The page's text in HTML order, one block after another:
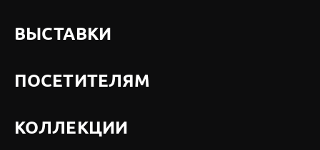
ВЫСТАВКИ
ПОСЕТИТЕЛЯМ
КОЛЛЕКЦИИ